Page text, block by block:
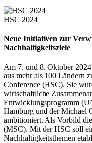
HSC 2024
Neue Initiativen zur
Nachhaltigkeitsziele
Am 7. und 8. Oktober
aus mehr als 100 Ländern
Conference (HSC). Sie
wirtschaftliche
Entwicklungsprogramm
Hamburg und der Michael
ambitioniert. Als Vorbild
(MSC). Mit der HSC soll
Nachhaltigkeitsthemen